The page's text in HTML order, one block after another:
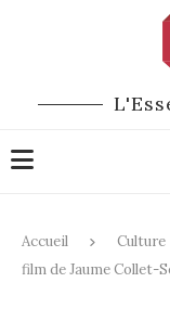
Accueil Culture
film de Jaume Collet-